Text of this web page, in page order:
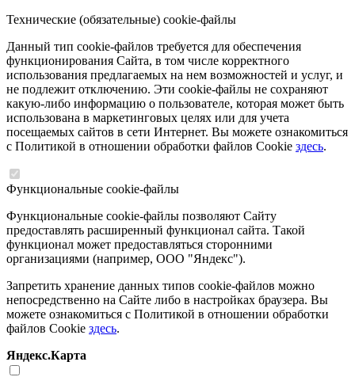
Технические (обязательные) cookie-файлы
Данный тип cookie-файлов требуется для обеспечения
функционирования Сайта, в том числе корректного
использования предлагаемых на нем возможностей и услуг, и
не подлежит отключению. Эти cookie-файлы не сохраняют
какую-либо информацию о пользователе, которая может быть
использована в маркетинговых целях или для учета
посещаемых сайтов в сети Интернет. Вы можете ознакомиться
с Политикой в отношении обработки файлов Cookie здесь.
Функциональные cookie-файлы
Функциональные cookie-файлы позволяют Сайту
предоставлять расширенный функционал сайта. Такой
функционал может предоставляться сторонними
организациями (например, ООО "Яндекс").
Запретить хранение данных типов cookie-файлов можно
непосредственно на Сайте либо в настройках браузера. Вы
можете ознакомиться с Политикой в отношении обработки
файлов Cookie здесь.
Яндекс.Карта